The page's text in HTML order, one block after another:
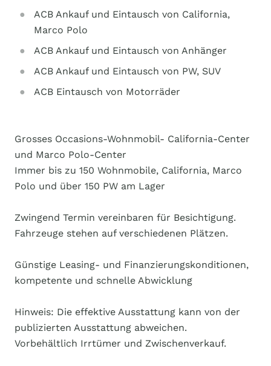
ACB Ankauf und Eintausch von California,
Marco Polo
ACB Ankauf und Eintausch von Anhänger
ACB Ankauf und Eintausch von PW, SUV
ACB Eintausch von Motorräder
Grosses Occasions-Wohnmobil- California-Center
und Marco Polo-Center
Immer bis zu 150 Wohnmobile, California, Marco
Polo und über 150 PW am Lager
Zwingend Termin vereinbaren für Besichtigung.
Fahrzeuge stehen auf verschiedenen Plätzen.
Günstige Leasing- und Finanzierungskonditionen,
kompetente und schnelle Abwicklung
Hinweis: Die effektive Ausstattung kann von der
publizierten Ausstattung abweichen.
Vorbehältlich Irrtümer und Zwischenverkauf.